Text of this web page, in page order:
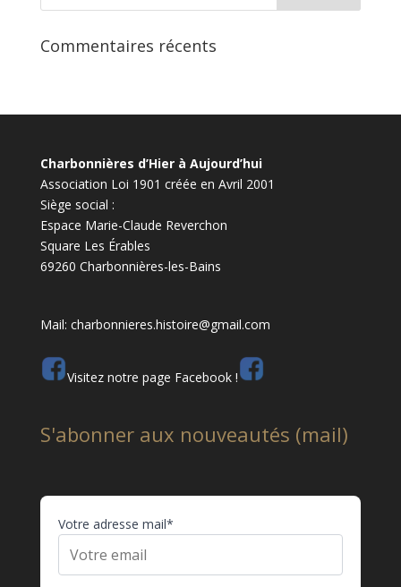
Commentaires récents
Charbonnières d’Hier à Aujourd’hui
Association Loi 1901 créée en Avril 2001
Siège social :
Espace Marie-Claude Reverchon
Square Les Érables
69260 Charbonnières-les-Bains
Mail: charbonnieres.histoire@gmail.com
Visitez notre page Facebook !
S'abonner aux nouveautés (mail)
Votre adresse mail*